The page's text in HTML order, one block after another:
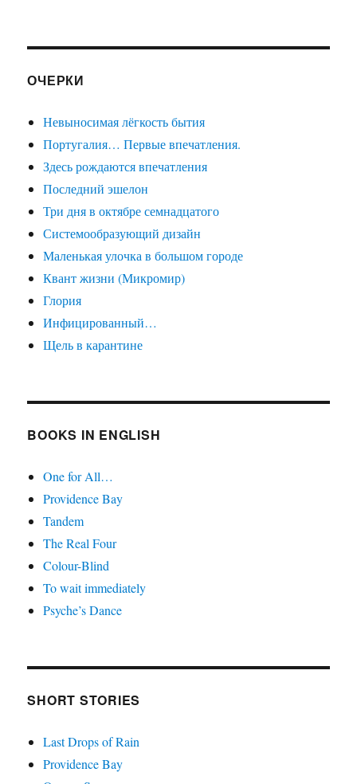
ОЧЕРКИ
Невыносимая лёгкость бытия
Португалия… Первые впечатления.
Здесь рождаются впечатления
Последний эшелон
Три дня в октябре семнадцатого
Системообразующий дизайн
Маленькая улочка в большом городе
Квант жизни (Микромир)
Глория
Инфицированный…
Щель в карантине
BOOKS IN ENGLISH
One for All…
Providence Bay
Tandem
The Real Four
Colour-Blind
To wait immediately
Psyche’s Dance
SHORT STORIES
Last Drops of Rain
Providence Bay